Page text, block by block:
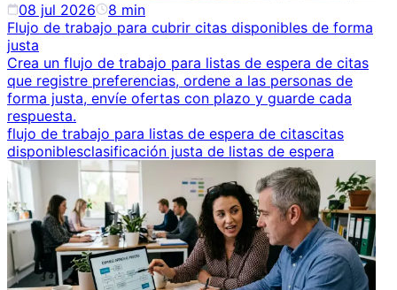
08 jul 2026 8 min
Flujo de trabajo para cubrir citas disponibles de forma
justa
Crea un flujo de trabajo para listas de espera de citas
que registre preferencias, ordene a las personas de
forma justa, envíe ofertas con plazo y guarde cada
respuesta.
flujo de trabajo para listas de espera de citascitas
disponiblesclasificación justa de listas de espera